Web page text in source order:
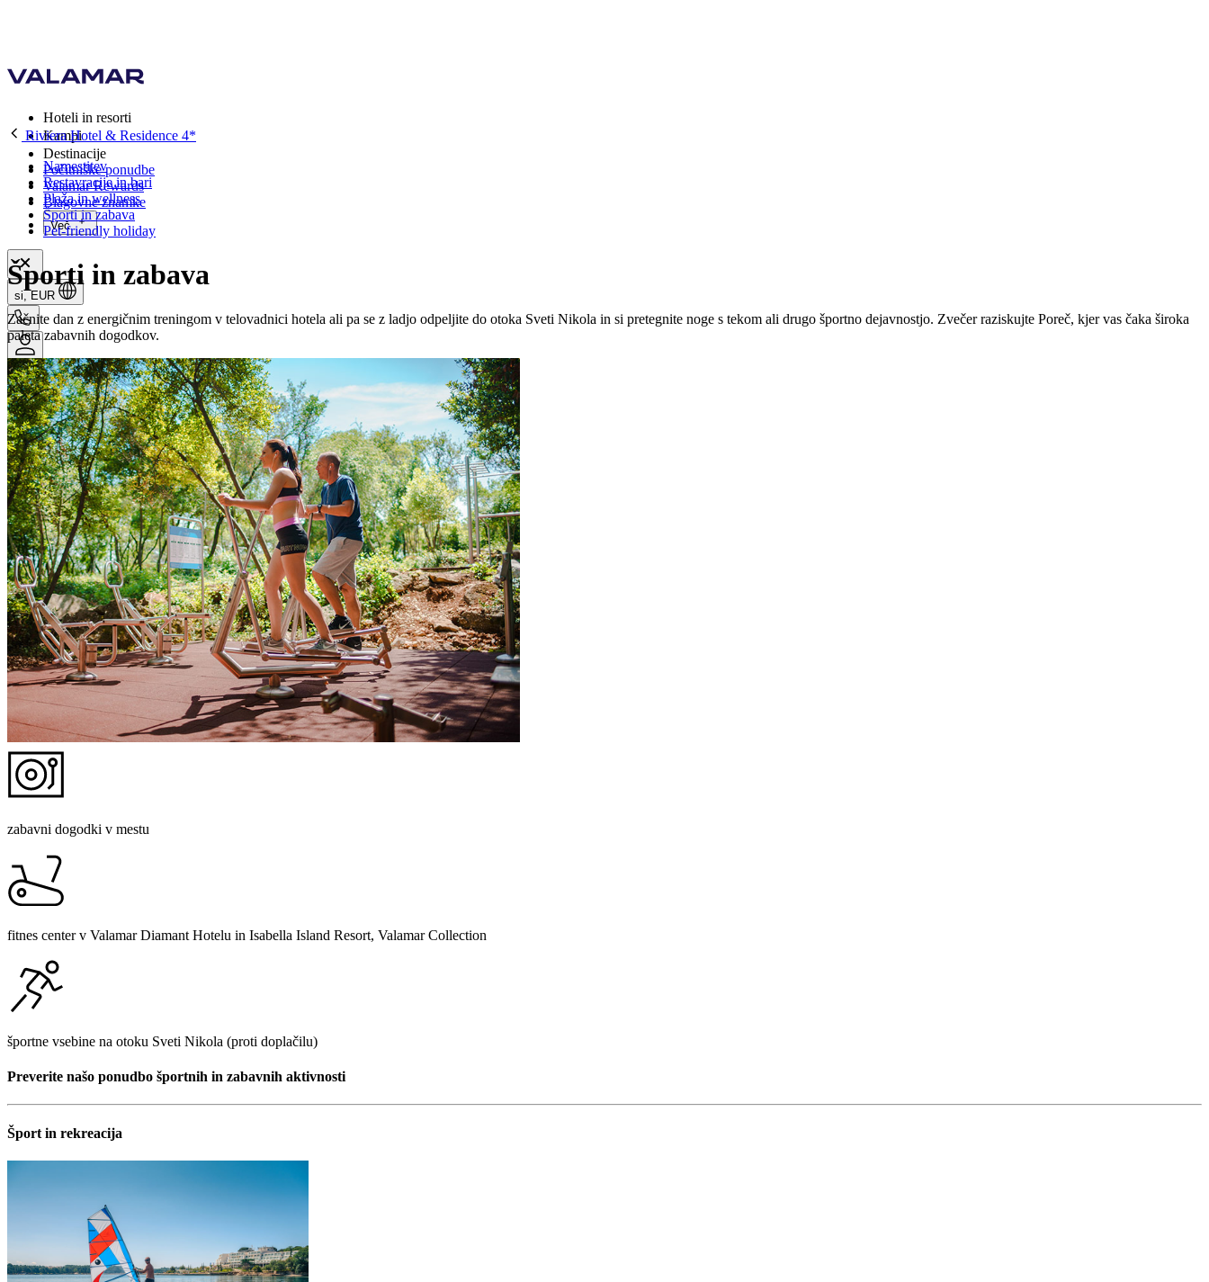
Hoteli in resorti
Kampi
Destinacije
Počitniške ponudbe
Valamar Rewards
Blagovne znamke
Več
si, EUR
Riviera Hotel & Residence 4*
Namestitev
Restavracije in bari
Plaža in wellness
Športi in zabava
Pet-friendly holiday
Športi in zabava
Začnite dan z energičnim treningom v telovadnici hotela ali pa se z ladjo odpeljite do otoka Sveti Nikola in si pretegnite noge s tekom ali drugo športno dejavnostjo. Zvečer raziskujte Poreč, kjer vas čaka široka
paleta zabavnih dogodkov.
zabavni dogodki v mestu
fitnes center v Valamar Diamant Hotelu in Isabella Island Resort, Valamar Collection
športne vsebine na otoku Sveti Nikola (proti doplačilu)
Preverite našo ponudbo športnih in zabavnih aktivnosti
Šport in rekreacija